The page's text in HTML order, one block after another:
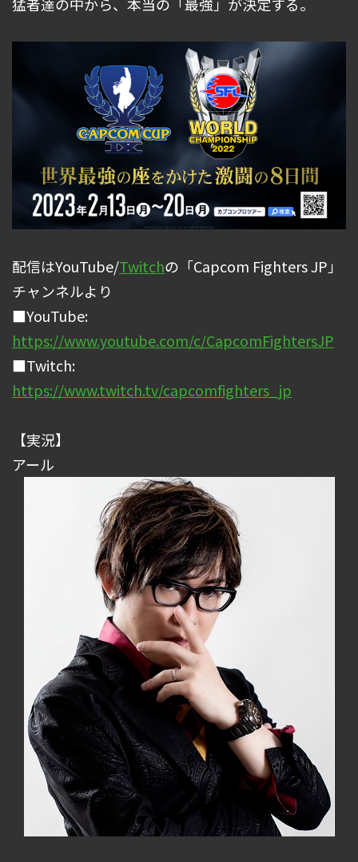
配信はYouTube/Twitchの「Capcom Fighters JP」
チャンネルより
■YouTube:
https://www.youtube.com/c/CapcomFightersJP
■Twitch:
https://www.twitch.tv/capcomfighters_jp
【実況】
アール